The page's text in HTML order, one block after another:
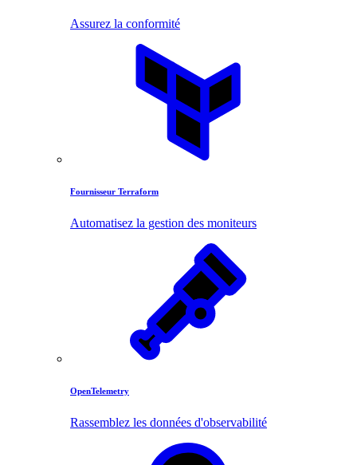
Assurez la conformité
Fournisseur Terraform
Automatisez la gestion des moniteurs
OpenTelemetry
Rassemblez les données d'observabilité